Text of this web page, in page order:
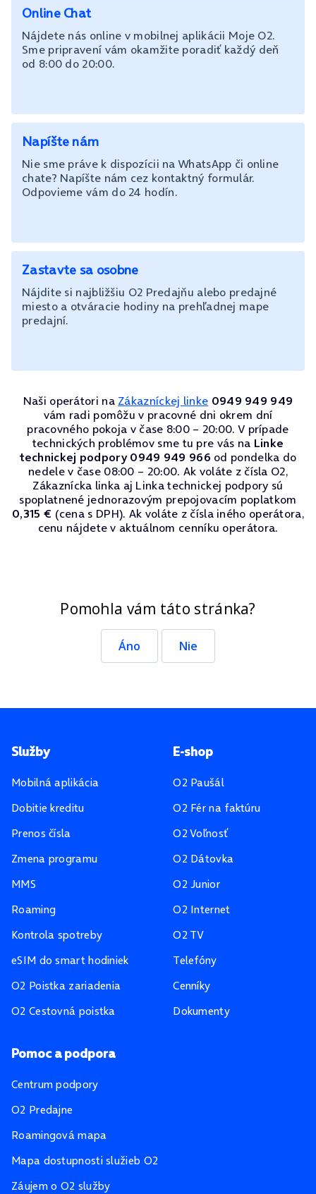
Online Chat
Nájdete nás online v mobilnej aplikácii Moje O2.
Sme pripravení vám okamžite poradiť každý deň
od 8:00 do 20:00.
Napíšte nám
Nie sme práve k dispozícii na WhatsApp či online
chate? Napíšte nám cez kontaktný formulár.
Odpovieme vám do 24 hodín.
Zastavte sa osobne
Nájdite si najbližšiu O2 Predajňu alebo predajné
miesto a otváracie hodiny na prehľadnej mape
predajní.
Naši operátori na Zákazníckej linke 0949 949 949
vám radi pomôžu v pracovné dni okrem dní
pracovného pokoja v čase 8:00 – 20:00. V prípade
technických problémov sme tu pre vás na Linke
technickej podpory 0949 949 966 od pondelka do
nedele v čase 08:00 – 20:00. Ak voláte z čísla O2,
Zákaznícka linka aj Linka technickej podpory sú
spoplatnené jednorazovým prepojovacím poplatkom
0,315 € (cena s DPH). Ak voláte z čísla iného operátora,
cenu nájdete v aktuálnom cenníku operátora.
Pomohla vám táto stránka?
Áno Nie
Pätička stránky
Služby
Mobilná aplikácia
Dobitie kreditu
Prenos čísla
Zmena programu
MMS
Roaming
Kontrola spotreby
eSIM do smart hodiniek
O2 Poistka zariadenia
O2 Cestovná poistka
E-shop
O2 Paušál
O2 Fér na faktúru
O2 Voľnosť
O2 Dátovka
O2 Junior
O2 Internet
O2 TV
Telefóny
Cenníky
Dokumenty
Pomoc a podpora
Centrum podpory
O2 Predajne
Roamingová mapa
Mapa dostupnosti služieb O2
Záujem o O2 služby